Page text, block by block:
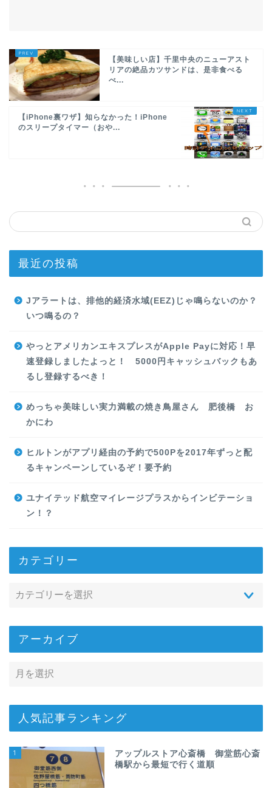
【美味しい店】千里中央のニューアスト
リアの絶品カツサンドは、是非食べる
べ...
【iPhone裏ワザ】知らなかった！iPhone
のスリープタイマー（おや...
最近の投稿
Jアラートは、排他的経済水域(EEZ)じゃ鳴らないのか？
いつ鳴るの？
やっとアメリカンエキスプレスがApple Payに対応！早
速登録しましたよっと！ 5000円キャッシュバックもあ
るし登録するべき！
めっちゃ美味しい実力満載の焼き鳥屋さん 肥後橋 お
かにわ
ヒルトンがアプリ経由の予約で500Pを2017年ずっと配
るキャンペーンしているぞ！要予約
ユナイテッド航空マイレージプラスからインビテーショ
ン！？
カテゴリー
アーカイブ
人気記事ランキング
1
アップルストア心斎橋 御堂筋心斎
橋駅から最短で行く道順